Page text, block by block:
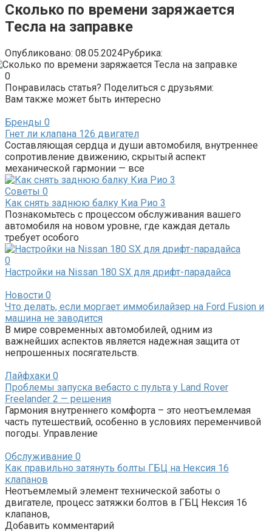
Сколько по времени заряжается
Тесла на заправке
Опубликовано: 08.05.2024Рубрика:
0
Понравилась статья? Поделиться с друзьями:
Вам также может быть интересно
Бренды 0
Гнет ли клапана 126 двигател
Составляющая сердца и души автомобиля, внутреннее
сопротивление движению, скрытый аспект
механической гармонии — все
Советы 0
Как снять заднюю балку Киа Рио 3
Познакомьтесь с процессом обслуживания вашего
автомобиля на новом уровне, где каждая деталь
требует особого
0
Настройки на Nissan 180 SX для дрифт-парадайса
Новости 0
Что делать, если моргает иммобилайзер на Ford Fusion и
машина не заводится
В мире современных автомобилей, одним из
важнейших аспектов является надежная защита от
непрошенных посягательств.
Лайфхаки 0
Проблемы запуска вебасто с пульта у Land Rover
Freelander 2 — решения
Гармония внутреннего комфорта – это неотъемлемая
часть путешествий, особенно в условиях переменчивой
погоды. Управление
Обслуживание 0
Как правильно затянуть болты ГБЦ на Нексия 16
клапанов
Неотъемлемый элемент технической заботы о
двигателе, процесс затяжки болтов в ГБЦ Нексия 16
клапанов,
Добавить комментарий